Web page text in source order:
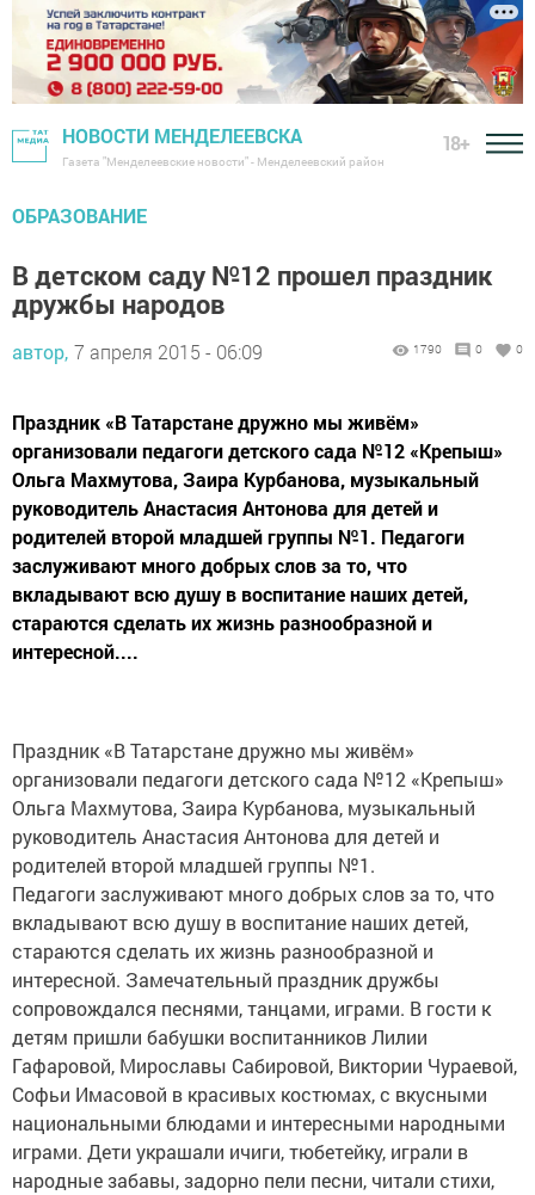
НОВОСТИ МЕНДЕЛЕЕВСКА
Газета "Менделеевские новости" - Менделеевский район
18+
ОБРАЗОВАНИЕ
В детском саду №12 прошел праздник
дружбы народов
автор, 7 апреля 2015 - 06:09 1790 0 0
Праздник «В Татарстане дружно мы живём»
организовали педагоги детского сада №12 «Крепыш»
Ольга Махмутова, Заира Курбанова, музыкальный
руководитель Анастасия Антонова для детей и
родителей второй младшей группы №1. Педагоги
заслуживают много добрых слов за то, что
вкладывают всю душу в воспитание наших детей,
стараются сделать их жизнь разнообразной и
интересной....
Праздник «В Татарстане дружно мы живём»
организовали педагоги детского сада №12 «Крепыш»
Ольга Махмутова, Заира Курбанова, музыкальный
руководитель Анастасия Антонова для детей и
родителей второй младшей группы №1.
Педагоги заслуживают много добрых слов за то, что
вкладывают всю душу в воспитание наших детей,
стараются сделать их жизнь разнообразной и
интересной. Замечательный праздник дружбы
сопровождался песнями, танцами, играми. В гости к
детям пришли бабушки воспитанников Лилии
Гафаровой, Мирославы Сабировой, Виктории Чураевой,
Софьи Имасовой в красивых костюмах, с вкусными
национальными блюдами и интересными народными
играми. Дети украшали ичиги, тюбетейку, играли в
народные забавы, задорно пели песни, читали стихи,